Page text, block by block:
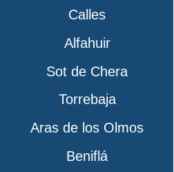
Calles
Alfahuir
Sot de Chera
Torrebaja
Aras de los Olmos
Beniflá